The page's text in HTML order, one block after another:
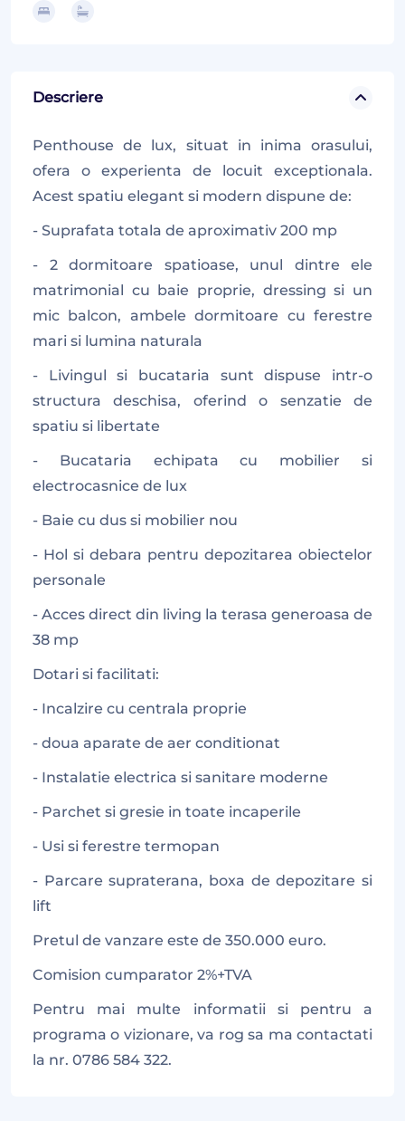
Descriere
Penthouse de lux, situat in inima orasului,
ofera o experienta de locuit exceptionala.
Acest spatiu elegant si modern dispune de:
- Suprafata totala de aproximativ 200 mp
- 2 dormitoare spatioase, unul dintre ele
matrimonial cu baie proprie, dressing si un
mic balcon, ambele dormitoare cu ferestre
mari si lumina naturala
- Livingul si bucataria sunt dispuse intr-o
structura deschisa, oferind o senzatie de
spatiu si libertate
- Bucataria echipata cu mobilier si
electrocasnice de lux
- Baie cu dus si mobilier nou
- Hol si debara pentru depozitarea obiectelor
personale
- Acces direct din living la terasa generoasa de
38 mp
Dotari si facilitati:
- Incalzire cu centrala proprie
- doua aparate de aer conditionat
- Instalatie electrica si sanitare moderne
- Parchet si gresie in toate incaperile
- Usi si ferestre termopan
- Parcare supraterana, boxa de depozitare si
lift
Pretul de vanzare este de 350.000 euro.
Comision cumparator 2%+TVA
Pentru mai multe informatii si pentru a
programa o vizionare, va rog sa ma contactati
la nr. 0786 584 322.